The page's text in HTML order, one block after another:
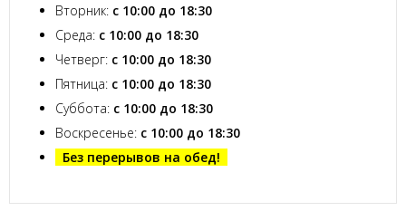
Вторник: с 10:00 до 18:30
Среда: с 10:00 до 18:30
Четверг: с 10:00 до 18:30
Пятница: с 10:00 до 18:30
Суббота: с 10:00 до 18:30
Воскресенье: с 10:00 до 18:30
Без перерывов на обед!